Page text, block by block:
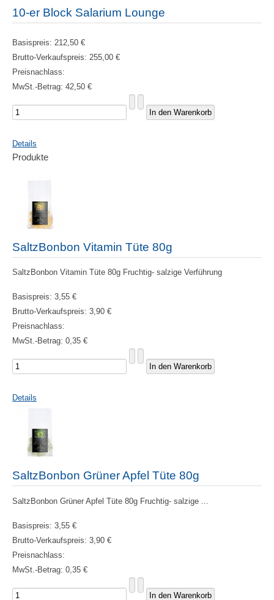
10-er Block Salarium Lounge
Basispreis: 212,50 €
Brutto-Verkaufspreis: 255,00 €
Preisnachlass:
MwSt.-Betrag: 42,50 €
Details
Produkte
SaltzBonbon Vitamin Tüte 80g
SaltzBonbon Vitamin Tüte 80g Fruchtig- salzige Verführung
Basispreis: 3,55 €
Brutto-Verkaufspreis: 3,90 €
Preisnachlass:
MwSt.-Betrag: 0,35 €
Details
SaltzBonbon Grüner Apfel Tüte 80g
SaltzBonbon Grüner Apfel Tüte 80g Fruchtig- salzige ...
Basispreis: 3,55 €
Brutto-Verkaufspreis: 3,90 €
Preisnachlass:
MwSt.-Betrag: 0,35 €